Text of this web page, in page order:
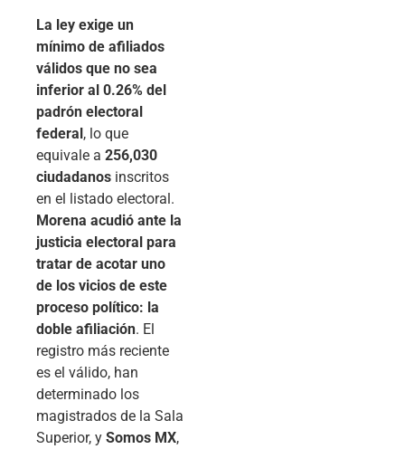
La ley exige un
mínimo de afiliados
válidos que no sea
inferior al 0.26% del
padrón electoral
federal, lo que
equivale a 256,030
ciudadanos inscritos
en el listado electoral.
Morena acudió ante la
justicia electoral para
tratar de acotar uno
de los vicios de este
proceso político: la
doble afiliación. El
registro más reciente
es el válido, han
determinado los
magistrados de la Sala
Superior, y Somos MX,